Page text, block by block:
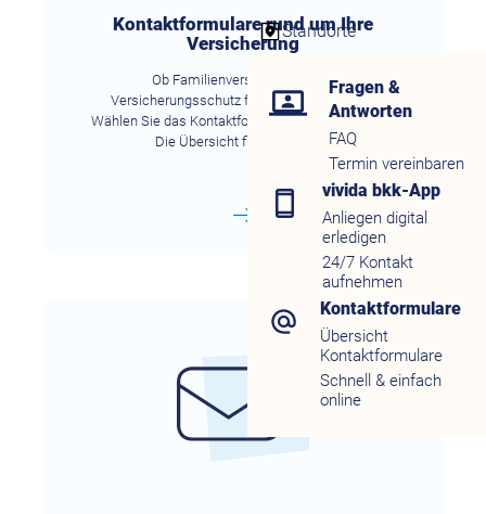
Standorte
Fragen &
Antworten
FAQ
Termin vereinbaren
vivida bkk-App
Anliegen digital
erledigen
24/7 Kontakt
aufnehmen
Kontaktformulare
Übersicht
Kontaktformulare
Schnell & einfach
online
Kontaktformulare rund um Ihre
Versicherung
Ob Familienversicherung oder
Versicherungsschutz für Studenten und Co.
Wählen Sie das Kontaktformular zu Ihrem Thema.
Die Übersicht finden Sie hier.